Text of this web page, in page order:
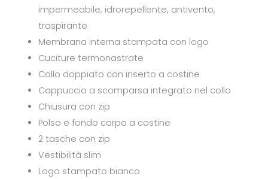
impermeabile, idrorepellente, antivento,
traspirante
Membrana interna stampata con logo
Cuciture termonastrate
Collo doppiato con inserto a costine
Cappuccio a scomparsa integrato nel collo
Chiusura con zip
Polso e fondo corpo a costine
2 tasche con zip
Vestibilità slim
Logo stampato bianco